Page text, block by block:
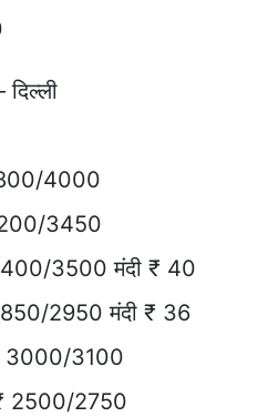
4000
3450
3500 मंदी ₹ 40
2950 मंदी ₹ 36
3000/3100
2500/2750